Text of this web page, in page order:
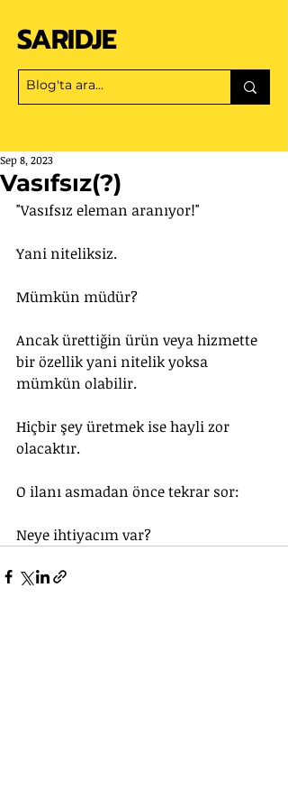
SARIDJE
Vasıfsız(?)
Sep 8, 2023
"Vasıfsız eleman aranıyor!"
Yani niteliksiz.
Mümkün müdür?
Ancak ürettiğin ürün veya hizmette
bir özellik yani nitelik yoksa
mümkün olabilir.
Hiçbir şey üretmek ise hayli zor
olacaktır.
O ilanı asmadan önce tekrar sor:
Neye ihtiyacım var?